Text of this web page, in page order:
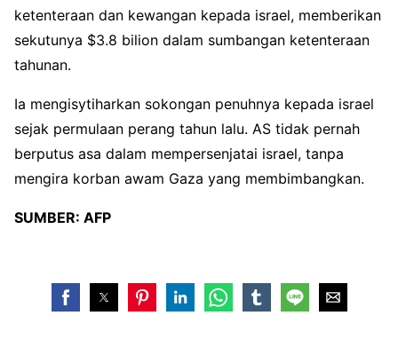
ketenteraan dan kewangan kepada israel, memberikan
sekutunya $3.8 bilion dalam sumbangan ketenteraan
tahunan.
Ia mengisytiharkan sokongan penuhnya kepada israel
sejak permulaan perang tahun lalu. AS tidak pernah
berputus asa dalam mempersenjatai israel, tanpa
mengira korban awam Gaza yang membimbangkan.
SUMBER: AFP